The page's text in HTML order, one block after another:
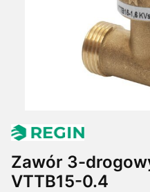
Zawór 3-
VTTB15-0.4